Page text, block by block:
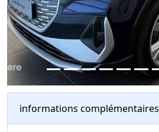
informations complémentaires